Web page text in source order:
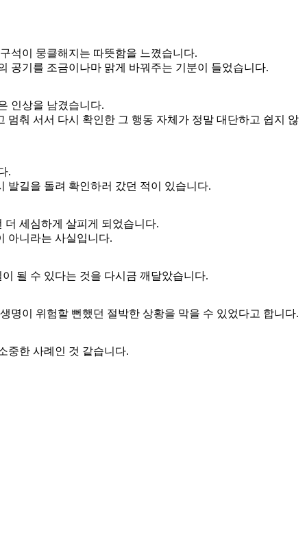
석이 뭉클해지는 따뜻함을 느꼈습니다.
공기를 조금이나마 맑게 바꿔주는 기분이 들었습니다.
인상을 남겼습니다.
춰 서서 다시 확인한 그 행동 자체가 정말 대단하고 쉽지 않
.
발길을 돌려 확인하러 갔던 적이 있습니다.
세심하게 살피게 되었습니다.
아니라는 사실입니다.
될 수 있다는 것을 다시금 깨달았습니다.
명이 위험할 뻔했던 절박한 상황을 막을 수 있었다고 합니다.
중한 사례인 것 같습니다.